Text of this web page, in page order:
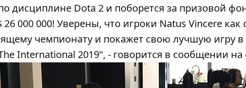
дисциплине Dota 2 и поборется за призовой
000 000! Уверены, что игроки Natus Vincere как
чемпионату и покажет свою лучшую игру
International 2019", - говорится в сообщении на